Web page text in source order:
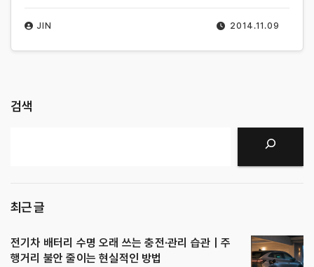
2014.11.09
JIN
검색
최근 글
전기차 배터리 수명 오래 쓰는 충전·관리 습관｜주
행거리 불안 줄이는 현실적인 방법